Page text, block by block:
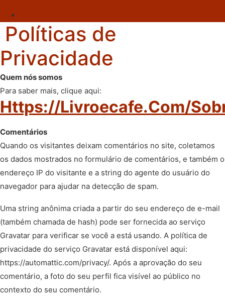
Políticas de
Privacidade
Quem nós somos
Para saber mais, clique aqui:
Https://livroecafe.com/
Comentários
Quando os visitantes deixam comentários no site, coletamos
os dados mostrados no formulário de comentários, e também o
endereço IP do visitante e a string do agente do usuário do
navegador para ajudar na detecção de spam.
Uma string anônima criada a partir do seu endereço de e-mail
(também chamada de hash) pode ser fornecida ao serviço
Gravatar para verificar se você a está usando. A política de
privacidade do serviço Gravatar está disponível aqui:
https://automattic.com/privacy/. Após a aprovação do seu
comentário, a foto do seu perfil fica visível ao público no
contexto do seu comentário.